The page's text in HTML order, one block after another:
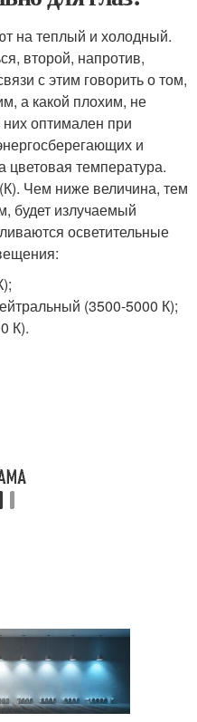
на теплый и холодный.
второй, напротив,
с этим говорить о том,
а какой плохим, не
оптимален при
и
цветовая температура.
Чем ниже величина, тем
будет излучаемый
осветительные
(3500-5000 К);
К).